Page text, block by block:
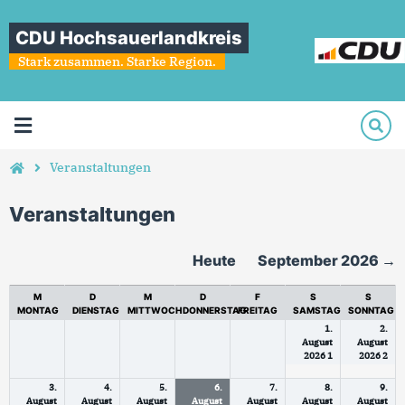
CDU Hochsauerlandkreis
Stark zusammen. Starke Region.
Veranstaltungen
Veranstaltungen
September 2026 →
Heute
M
MONTAG
D
DIENSTAG
M
MITTWOCH
D
DONNERSTAG
F
FREITAG
S
SAMSTAG
S
SONNTAG
1.
August
20261
2.
August
20262
3.
August
4.
August
5.
August
6.
August
7.
August
8.
August
9.
August